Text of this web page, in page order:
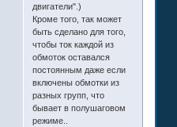
двигатели".)
Кроме того, так может
быть сделано для того,
чтобы ток каждой из
обмоток оставался
постоянным даже если
включены обмотки из
разных групп, что
бывает в полушаговом
режиме..